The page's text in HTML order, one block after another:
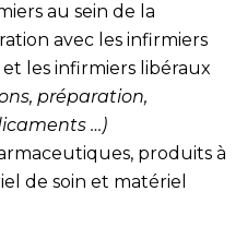
au sein de la
avec les infirmiers
les infirmiers libéraux
préparation,
…)
produits à
de soin et matériel